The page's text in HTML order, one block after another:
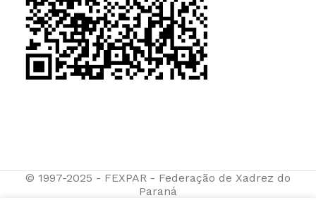
© 1997-2025 - FEXPAR - Federação de Xadrez do
Paraná